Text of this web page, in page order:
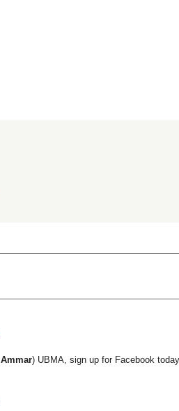
Ammar) UBMA, sign up for Facebook today.